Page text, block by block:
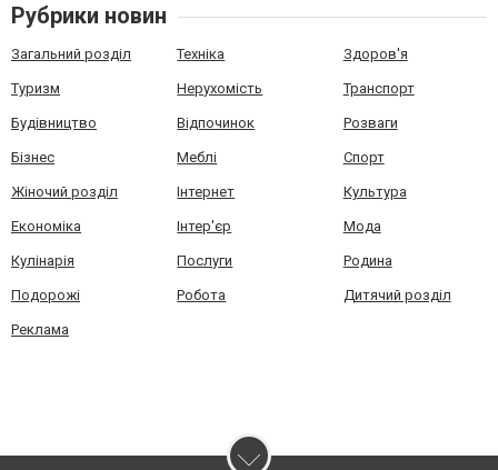
Рубрики новин
Загальний розділ Техніка Здоров'я
Туризм Нерухомість Транспорт
Будівництво Відпочинок Розваги
Бізнес Меблі Спорт
Жіночий розділ Інтернет Культура
Економіка Інтер'єр Мода
Кулінарія Послуги Родина
Подорожі Робота Дитячий розділ
Реклама